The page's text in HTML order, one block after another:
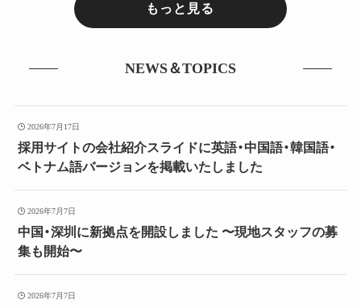
もっと見る
NEWS＆TOPICS
2026年7月17日
採用サイトの会社紹介スライドに英語・中国語・韓国語・
ベトナム語バージョンを掲載いたしました
2026年7月7日
中国・深圳に新拠点を開設しました 〜現地スタッフの募
集も開始〜
2026年7月7日